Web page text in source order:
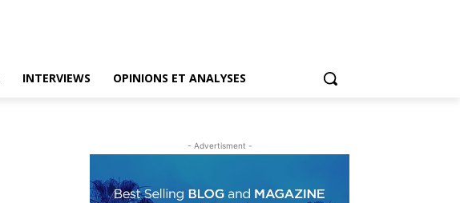
INTERVIEWS OPINIONS ET ANALYSES
- Advertisment -